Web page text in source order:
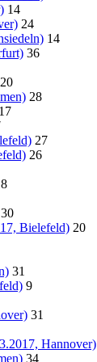
14
24
14
36
20
28
17
27
26
30
Bielefeld) 20
31
9
31
Hannover)
34